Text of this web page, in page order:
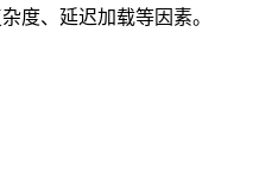
度、延迟加载等因素。